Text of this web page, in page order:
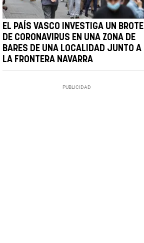
EL PAÍS VASCO INVESTIGA UN BROTE
DE CORONAVIRUS EN UNA ZONA DE
BARES DE UNA LOCALIDAD JUNTO A
LA FRONTERA NAVARRA